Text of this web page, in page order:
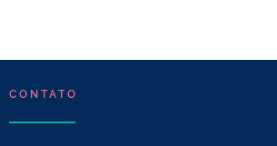
CONTATO